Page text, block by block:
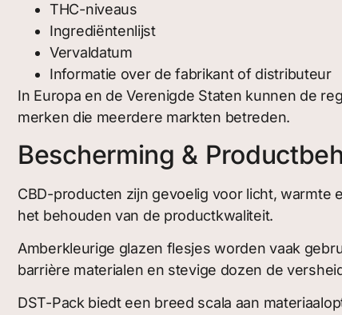
THC-niveaus
Ingrediëntenlijst
Vervaldatum
Informatie over de fabrikant of distributeur
In Europa en de Verenigde Staten kunnen de
merken die meerdere markten betreden.
Bescherming &
CBD-producten zijn gevoelig voor licht, warmte
het behouden van de productkwaliteit.
Amberkleurige glazen flesjes worden vaak
barrière materialen en stevige dozen de
DST-Pack biedt een breed scala aan